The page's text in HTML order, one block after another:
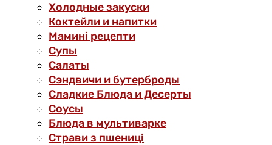
Холодные закуски
Коктейли и напитки
Мамині рецепти
Супы
Салаты
Сэндвичи и бутерброды
Сладкие Блюда и Десерты
Соусы
Блюда в мультиварке
Страви з пшениці